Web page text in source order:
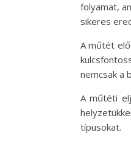
folyamat,
sikeres
A műtét
nemcsak a
A műtéti
típusokat.